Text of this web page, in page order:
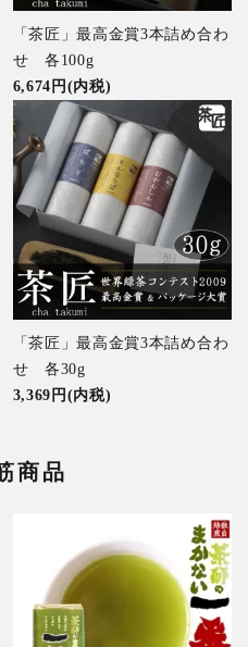
「茶匠」最高金賞3本詰め合わ
せ 各100g
6,674円(内税)
「茶匠」最高金賞3本詰め合わ
せ 各30g
3,369円(内税)
商品